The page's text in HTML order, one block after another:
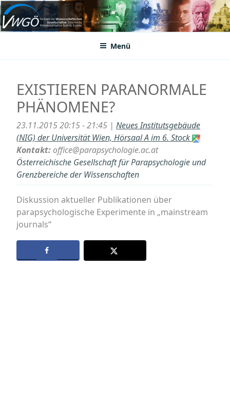
Zum
Inhalt
springenVWGÖ
Federation of Austrian Scientific Societies
Menü
EXISTIEREN PARANORMALE
PHÄNOMENE?
23.11.2015 20:15 - 21:45 | Neues Institutsgebäude
(NIG) der Universität Wien, Hörsaal A im 6. Stock
Kontakt:office@parapsychologie.ac.at
Österreichische Gesellschaft für Parapsychologie und
Grenzbereiche der Wissenschaften
Diskussion aktueller Publikationen über
parapsychologische Experimente in „mainstream
journals“